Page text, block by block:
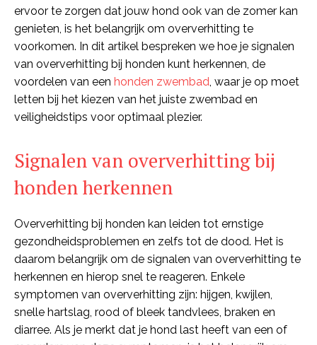
ervoor te zorgen dat jouw hond ook van de zomer kan
genieten, is het belangrijk om oververhitting te
voorkomen. In dit artikel bespreken we hoe je signalen
van oververhitting bij honden kunt herkennen, de
voordelen van een honden zwembad, waar je op moet
letten bij het kiezen van het juiste zwembad en
veiligheidstips voor optimaal plezier.
Signalen van oververhitting bij
honden herkennen
Oververhitting bij honden kan leiden tot ernstige
gezondheidsproblemen en zelfs tot de dood. Het is
daarom belangrijk om de signalen van oververhitting te
herkennen en hierop snel te reageren. Enkele
symptomen van oververhitting zijn: hijgen, kwijlen,
snelle hartslag, rood of bleek tandvlees, braken en
diarree. Als je merkt dat je hond last heeft van een of